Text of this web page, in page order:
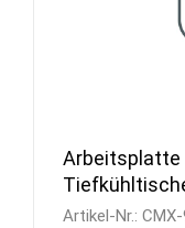
Arbeitsplatte
Aufkantung
Artikel-Nr.: